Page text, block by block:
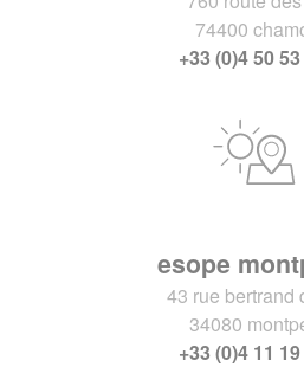
74400
+33 (0)4 50 53
esope
43 rue bertrand
34080
+33 (0)4 11